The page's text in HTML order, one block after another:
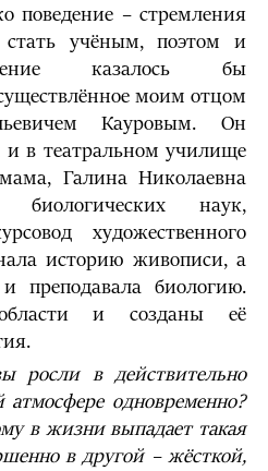
поведение – стремления
учёным, поэтом и
казалось бы
моим отцом
Кауровым. Он
и в театральном училище
Галина Николаевна
биологических наук,
художественного
историю живописи, а
преподавала биологию.
и созданы её
росли в действительно
атмосфере одновременно?
в жизни выпадает такая
в другой – жёсткой,